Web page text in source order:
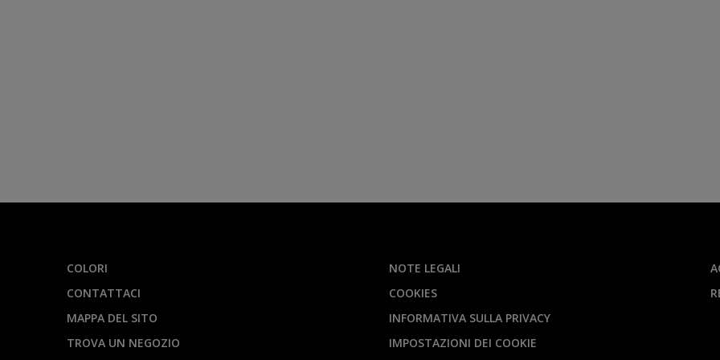
COLORI
CONTATTACI
MAPPA DEL SITO
TROVA UN NEGOZIO
NOTE LEGALI
COOKIES
INFORMATIVA SULLA PRIVACY
IMPOSTAZIONI DEI COOKIE